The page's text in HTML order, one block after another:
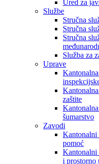
Ured za
Službe
Stručna
Stručna
Stručna
Služba za
Uprave
zaštite
šumarstvo
Zavodi
Kantonalni
pomoć
Kantonalni
i prostorno